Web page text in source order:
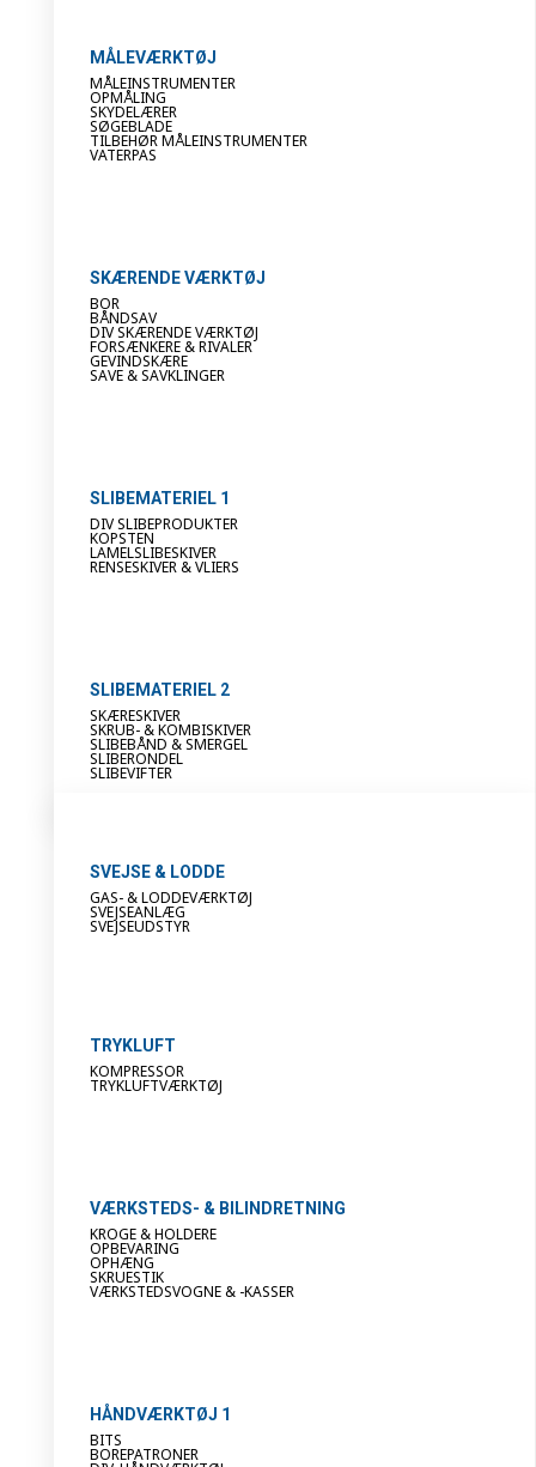
MÅLEVÆRKTØJ
MÅLEINSTRUMENTER
OPMÅLING
SKYDELÆRER
SØGEBLADE
TILBEHØR MÅLEINSTRUMENTER
VATERPAS
SKÆRENDE VÆRKTØJ
BOR
BÅNDSAV
DIV SKÆRENDE VÆRKTØJ
FORSÆNKERE & RIVALER
GEVINDSKÆRE
SAVE & SAVKLINGER
SLIBEMATERIEL 1
DIV SLIBEPRODUKTER
KOPSTEN
LAMELSLIBESKIVER
RENSESKIVER & VLIERS
SLIBEMATERIEL 2
SKÆRESKIVER
SKRUB- & KOMBISKIVER
SLIBEBÅND & SMERGEL
SLIBERONDEL
SLIBEVIFTER
SVEJSE & LODDE
GAS- & LODDEVÆRKTØJ
SVEJSEANLÆG
SVEJSEUDSTYR
TRYKLUFT
KOMPRESSOR
TRYKLUFTVÆRKTØJ
VÆRKSTEDS- & BILINDRETNING
KROGE & HOLDERE
OPBEVARING
OPHÆNG
SKRUESTIK
VÆRKSTEDSVOGNE & -KASSER
HÅNDVÆRKTØJ 1
BITS
BOREPATRONER